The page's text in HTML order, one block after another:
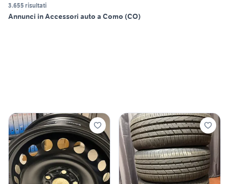
3.655 risultati
Annunci in Accessori auto a Como (CO)